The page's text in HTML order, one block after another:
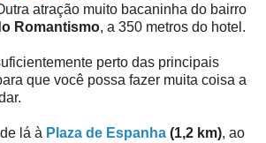
atração muito bacaninha do bairro
Romantismo, a 350 metros do hotel.
perto das principais
que você possa fazer muita coisa a
lá à Plaza de Espanha (1,2 km), ao